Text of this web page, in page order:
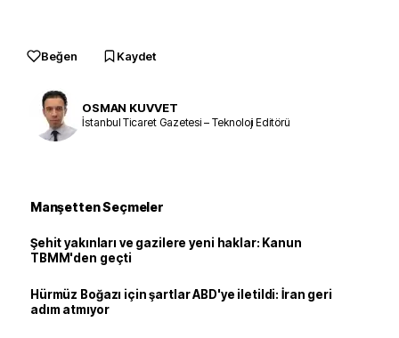
Beğen Kaydet
OSMAN KUVVET
İstanbul Ticaret Gazetesi – Teknoloji Editörü
Manşetten Seçmeler
Şehit yakınları ve gazilere yeni haklar: Kanun
TBMM'den geçti
Hürmüz Boğazı için şartlar ABD'ye iletildi: İran geri
adım atmıyor